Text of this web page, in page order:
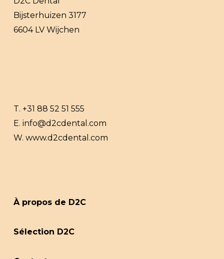
Bijsterhuizen 3177
6604 LV Wijchen
T. +31 88 52 51 555
E. info@d2cdental.com
W. www.d2cdental.com
À propos de D2C
Sélection D2C